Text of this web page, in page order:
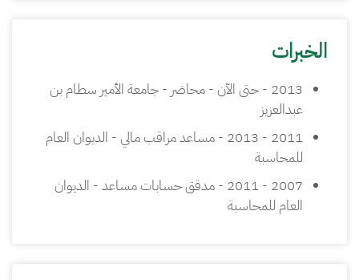
الخبرات
2013 - حتى الآن - محاضر - جامعة الأمير سطام بن
عبدالعزيز
2011 - 2013 - مساعد مراقب مالي - الديوان العام
للمحاسبة
2007 - 2011 - مدقق حسابات مساعد - الديوان
العام للمحاسبة